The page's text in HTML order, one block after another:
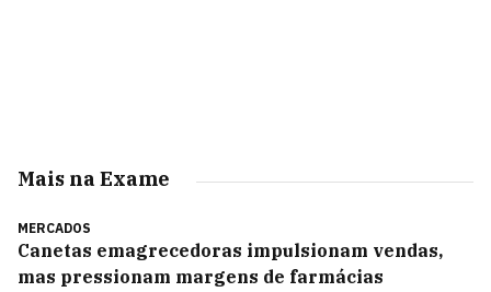
Mais na Exame
MERCADOS
Canetas emagrecedoras impulsionam vendas,
mas pressionam margens de farmácias